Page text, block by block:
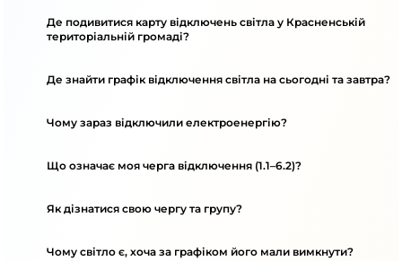
Де подивитися карту відключень світла у Красненській
територіальній громаді?
Де знайти графік відключення світла на сьогодні та завтра?
Чому зараз відключили електроенергію?
Що означає моя черга відключення (1.1–6.2)?
Як дізнатися свою чергу та групу?
Чому світло є, хоча за графіком його мали вимкнути?